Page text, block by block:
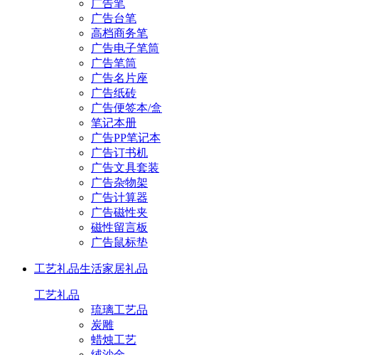
广告笔
广告台笔
高档商务笔
广告电子笔筒
广告笔筒
广告名片座
广告纸砖
广告便签本/盒
笔记本册
广告PP笔记本
广告订书机
广告文具套装
广告杂物架
广告计算器
广告磁性夹
磁性留言板
广告鼠标垫
工艺礼品生活家居礼品
工艺礼品
琉璃工艺品
炭雕
蜡烛工艺